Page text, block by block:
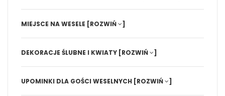
MIEJSCE NA WESELE [ROZWIŃ ]
DEKORACJE ŚLUBNE I KWIATY [ROZWIŃ ]
UPOMINKI DLA GOŚCI WESELNYCH [ROZWIŃ ]